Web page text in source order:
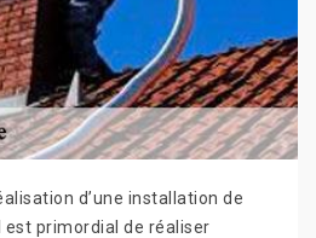
d’une installation de
primordial de réaliser